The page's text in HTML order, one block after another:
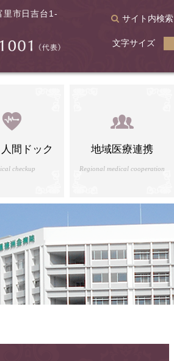
市日吉台1-
サイト内検索
文字サイズ
間ドック
checkup
地域医療連携
Regional medical cooperation